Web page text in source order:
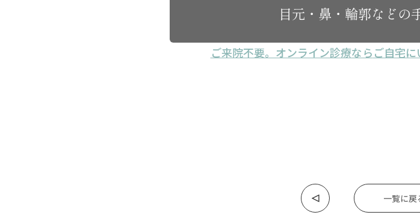
目元・鼻・輪郭などの
ご来院不要。オンライン診療ならご自宅に
一覧に戻